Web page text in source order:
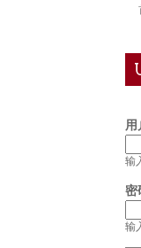
你
这
里
用
输
密
输